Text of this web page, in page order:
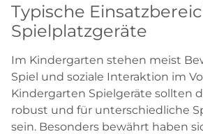
Typische
Spielplatzgeräte
Im Kindergarten stehen meist
Spiel und soziale Interaktion im
Kindergarten Spielgeräte sollten
robust und für unterschiedliche
sein. Besonders bewährt haben